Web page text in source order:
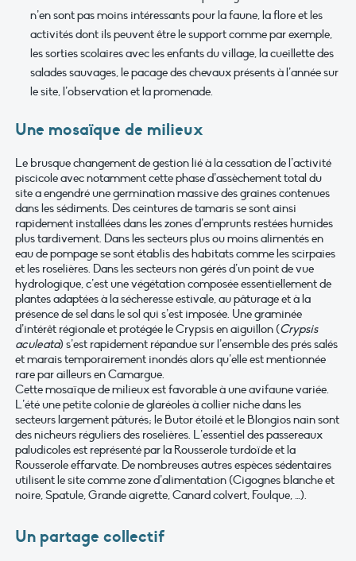
n’en sont pas moins intéressants pour la faune, la flore et les
activités dont ils peuvent être le support comme par exemple,
les sorties scolaires avec les enfants du village, la cueillette des
salades sauvages, le pacage des chevaux présents à l’année sur
le site, l’observation et la promenade.
Une mosaïque de milieux
Le brusque changement de gestion lié à la cessation de l’activité
piscicole avec notamment cette phase d’assèchement total du
site a engendré une germination massive des graines contenues
dans les sédiments. Des ceintures de tamaris se sont ainsi
rapidement installées dans les zones d’emprunts restées humides
plus tardivement. Dans les secteurs plus ou moins alimentés en
eau de pompage se sont établis des habitats comme les scirpaies
et les roselières. Dans les secteurs non gérés d’un point de vue
hydrologique, c’est une végétation composée essentiellement de
plantes adaptées à la sécheresse estivale, au pâturage et à la
présence de sel dans le sol qui s’est imposée. Une graminée
d’intérêt régionale et protégée le Crypsis en aiguillon (Crypsis
aculeata) s’est rapidement répandue sur l’ensemble des prés salés
et marais temporairement inondés alors qu’elle est mentionnée
rare par ailleurs en Camargue.
Cette mosaïque de milieux est favorable à une avifaune variée.
L’été une petite colonie de glaréoles à collier niche dans les
secteurs largement pâturés; le Butor étoilé et le Blongios nain sont
des nicheurs réguliers des roselières. L’essentiel des passereaux
paludicoles est représenté par la Rousserole turdoïde et la
Rousserole effarvate. De nombreuses autres espèces sédentaires
utilisent le site comme zone d’alimentation (Cigognes blanche et
noire, Spatule, Grande aigrette, Canard colvert, Foulque, …).
Un partage collectif